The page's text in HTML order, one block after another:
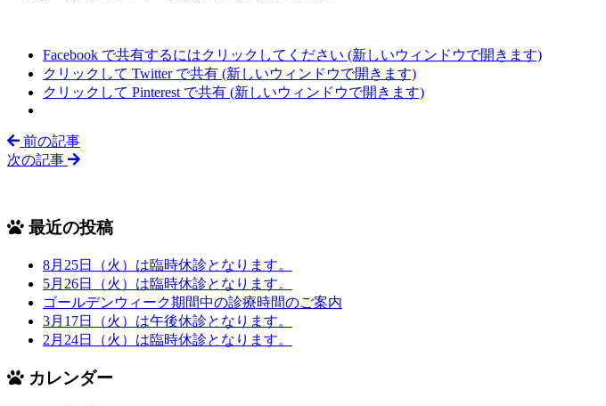
Facebook で共有するにはクリックしてください (新しいウィンドウで開きます)
クリックして Twitter で共有 (新しいウィンドウで開きます)
クリックして Pinterest で共有 (新しいウィンドウで開きます)
前の記事
次の記事
最近の投稿
8月25日（火）は臨時休診となります。
5月26日（火）は臨時休診となります。
ゴールデンウィーク期間中の診療時間のご案内
3月17日（火）は午後休診となります。
2月24日（火）は臨時休診となります。
カレンダー